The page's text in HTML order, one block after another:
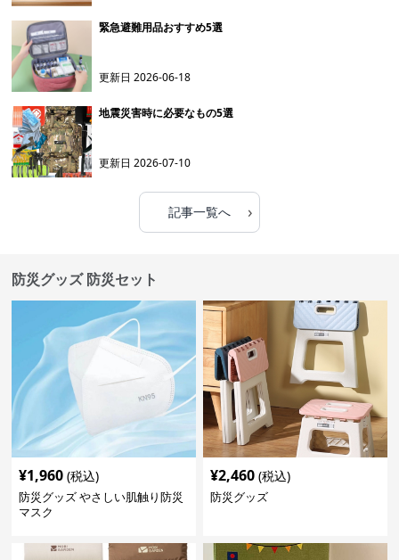
緊急避難用品おすすめ5選
更新日2026-06-18
地震災害時に必要なもの5選
更新日2026-07-10
記事一覧へ ›
防災グッズ 防災セット
¥1,960 (税込)
防災グッズ やさしい肌触り防災
マスク
¥2,460 (税込)
防災グッズ